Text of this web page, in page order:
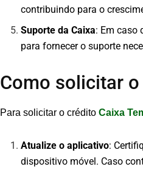
contribuindo para o
Suporte da Caixa: Em caso
para fornecer o suporte
Como solicitar
Para solicitar o crédito Caixa
Atualize o aplicativo:
dispositivo móvel. Caso